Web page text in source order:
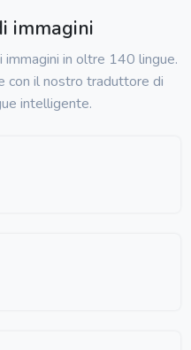
immagini
in oltre 140 lingue.
con il nostro traduttore di
intelligente.